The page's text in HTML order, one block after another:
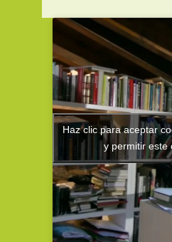
Haz clic para aceptar
y permitir este